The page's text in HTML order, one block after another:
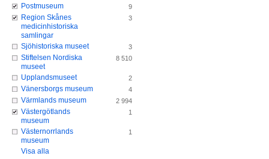
Postmuseum 9
Region Skånes
medicinhistoriska
samlingar
3
Sjöhistoriska museet 3
Stiftelsen Nordiska
museet
8 510
Upplandsmuseet 2
Vänersborgs museum 4
Värmlands museum 2 994
Västergötlands
museum
1
Västernorrlands
museum
1
Visa alla